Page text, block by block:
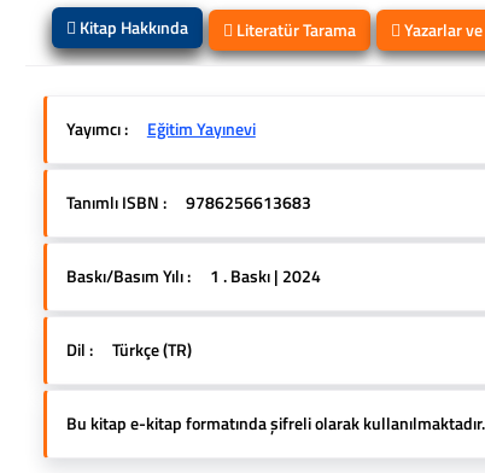
Kitap Hakkında Literatür Tarama Yazarlar
Yayımcı : Eğitim Yayınevi
Tanımlı ISBN : 9786256613683
Baskı/Basım Yılı : 1 . Baskı | 2024
Dil : Türkçe (TR)
Bu kitap e-kitap formatında şifreli olarak kullanılmaktadır.